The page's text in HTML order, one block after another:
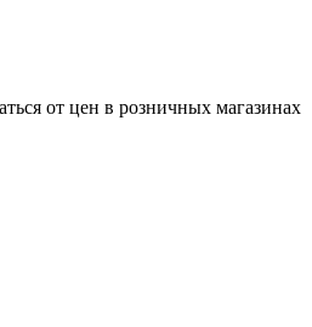
от цен в розничных магазинах